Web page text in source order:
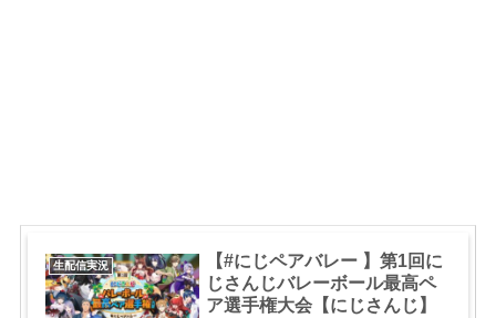
生配信実況
【#にじペアバレー 】第1回に
じさんじバレーボール最高ペ
ア選手権大会【にじさんじ】